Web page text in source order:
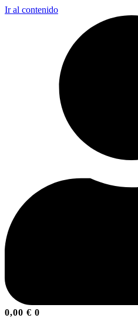
Ir al contenido
0,00 € 0